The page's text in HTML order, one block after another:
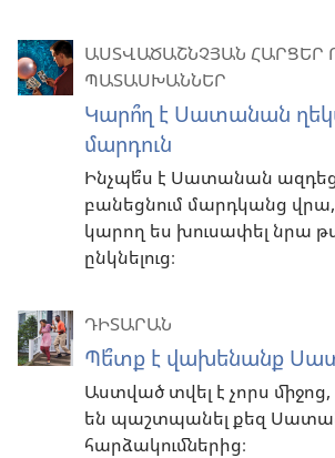
ԱՍՏՎԱԾԱՇՆՉՅԱՆ ՀԱՐՑԵՐ
ՊԱՏԱՍԽԱՆՆԵՐ
Կարո՞ղ է Սատանան
մարդուն
Ինչպե՞ս է Սատանան
բանեցնում մարդկանց վրա,
կարող ես խուսափել նրա
ընկնելուց։
ԴԻՏԱՐԱՆ
Պե՞տք է վախենանք
Աստված տվել է չորս
են պաշտպանել քեզ
հարձակումներից։